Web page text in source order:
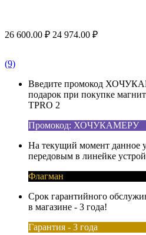
26 600.00 ₽ 24 974.00 ₽
(9)
Введите промокод
подарок при покупке
TPRO 2
Промокод: ХОЧУКАМЕРУ
На текущий момент данное
передовым в линейке
Флагман
Срок гарантийного
в магазине - 3 года!
Гарантия - 3 года